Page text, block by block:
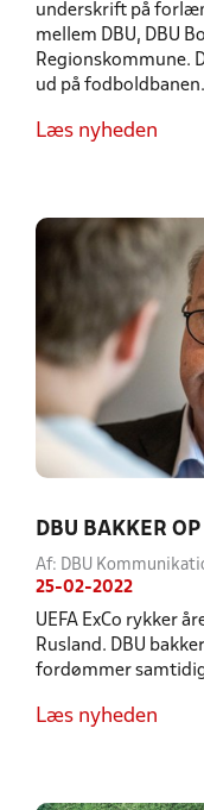
underskrift på
mellem DBU, DBU
Regionskommune.
ud på fodboldbanen.
Læs nyheden
DBU BAKKER
Af: DBU
25-02-2022
UEFA ExCo rykker
Rusland. DBU
fordømmer
Læs nyheden